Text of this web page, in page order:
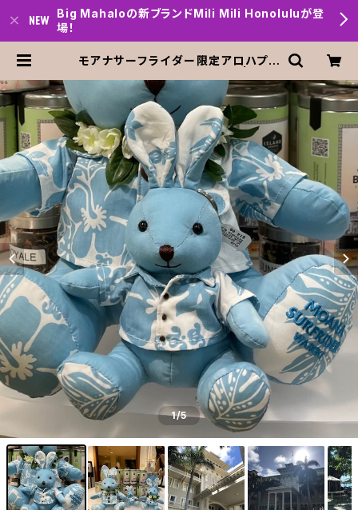
Big Mahaloの新ブランドMili Mili Honoluluが登
場！
モアナサーフライダー限定アロハプリ
mahalo Honolulu
1/5